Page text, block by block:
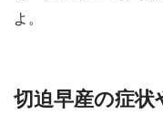
よ。
切迫早産の症状